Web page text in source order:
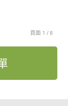
頁面 1 / 8